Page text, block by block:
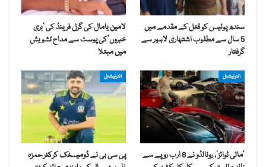
سندھ پولیس کو قتل کے مقدمے میں
5 سال سے مطلوب اشتہاری لاہور سے
گرفتار
لامین یامال کی گرل فرینڈ کی ’بری
خبروں‘کی پوسٹ سے مداح تشویش
میں مبتلا
انٹرنیشنل
’مائی ٹوائز‘، رونالڈو نے 8 ارب روپے سے
انٹرنیشنل
پی سی بی نے ڈومیسٹک کرکٹر حمزہ